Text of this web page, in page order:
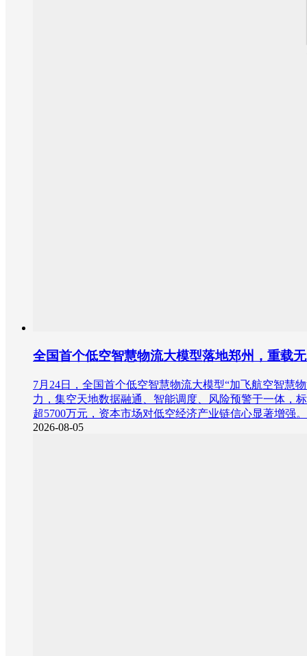
全国首个低空智慧物流大模型落地郑州，重载
7月24日，全国首个低空智慧物流大模型“加飞航空智慧
力，集空天地数据融通、智能调度、风险预警于一体，
超5700万元，资本市场对低空经济产业链信心显著增强。
2026-08-05